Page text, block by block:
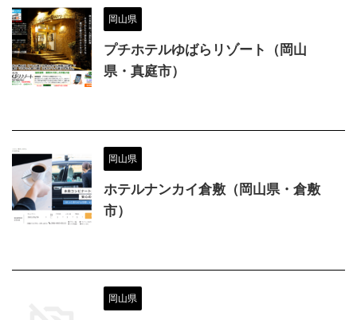
岡山県
プチホテルゆばらリゾート（岡山
県・真庭市）
岡山県
ホテルナンカイ倉敷（岡山県・倉敷
市）
岡山県